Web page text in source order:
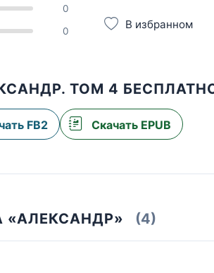
0
0 В избранном
ТОМ 4
FB2 Скачать EPUB
«АЛЕКСАНДР» (4)